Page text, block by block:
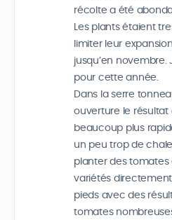
récolte a été
Les plants étaient
limiter leur
jusqu’en novembre.
pour cette année.
Dans la serre
ouverture le résultat
beaucoup plus
un peu trop de
planter des tomates
variétés
pieds avec des
tomates